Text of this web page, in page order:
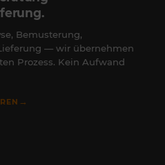
Bemusterung,
— wir übernehmen
Prozess. Kein Aufwand
→